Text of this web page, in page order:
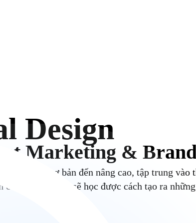
Marketing &
Design
bài viết từ cơ bản đến nâng cao, tập trung
inDMP, bạn sẽ học được cách tạo ra